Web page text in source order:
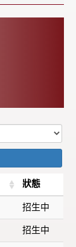
狀態
招生中
招生中